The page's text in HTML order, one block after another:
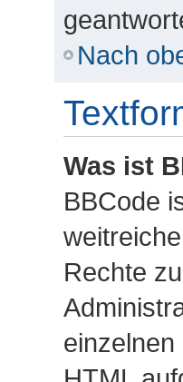
Nach
Was ist
BBCode
Rechte